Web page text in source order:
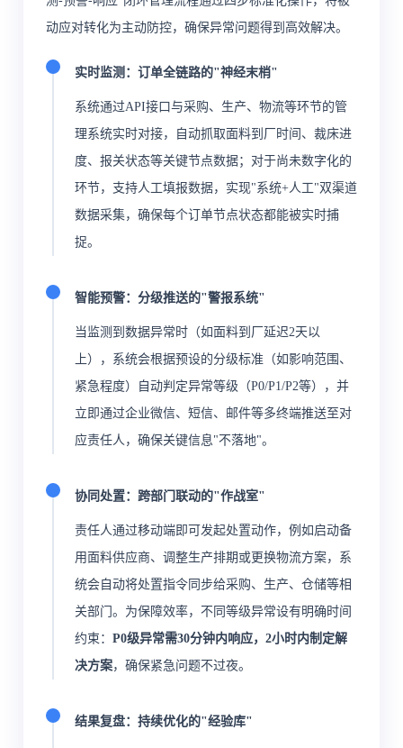
动应对转化为主动防控，确保异常问题得到高效解决。
实时监测：订单全链路的"神经末梢"
系统通过API接口与采购、生产、物流等环节的管
理系统实时对接，自动抓取面料到厂时间、裁床进
度、报关状态等关键节点数据；对于尚未数字化的
环节，支持人工填报数据，实现"系统+人工"双渠道
数据采集，确保每个订单节点状态都能被实时捕
捉。
智能预警：分级推送的"警报系统"
当监测到数据异常时（如面料到厂延迟2天以
上），系统会根据预设的分级标准（如影响范围、
紧急程度）自动判定异常等级（P0/P1/P2等），并
立即通过企业微信、短信、邮件等多终端推送至对
应责任人，确保关键信息"不落地"。
协同处置：跨部门联动的"作战室"
责任人通过移动端即可发起处置动作，例如启动备
用面料供应商、调整生产排期或更换物流方案，系
统会自动将处置指令同步给采购、生产、仓储等相
关部门。为保障效率，不同等级异常设有明确时间
约束： P0级异常需30分钟内响应，2小时内制定解
决方案，确保紧急问题不过夜。
结果复盘：持续优化的"经验库"